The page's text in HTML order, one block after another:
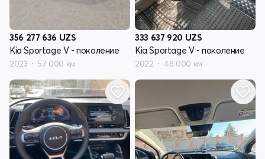
356 277 636 UZS
Kia Sportage V - поколение
2023 57 000 км
333 637 920 UZS
Kia Sportage V - поколение
2022 48 000 км